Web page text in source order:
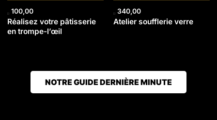
100,00
Réalisez votre pâtisserie
en trompe-l’œil
340,00
Atelier soufflerie verre
NOTRE GUIDE DERNIÈRE MINUTE